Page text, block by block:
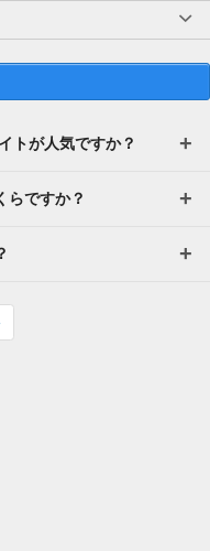
トが人気ですか？
らですか？
Next